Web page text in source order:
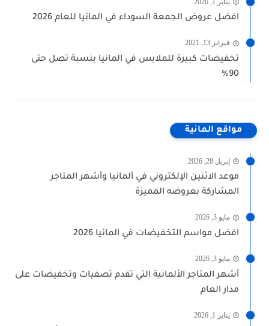
افضل عروض الجمعة السوداء في المانيا للعام 2026
فبراير 13, 2021
تخفيضات كبيرة للملابس في المانيا بنسبة تصل حتى
90%
مواقع المانية
إبريل 28, 2026
موعد الاثنين الإلكتروني في ألمانيا وأشهر المتاجر
المشاركة بعروضه المميزة
مايو 3, 2026
افضل مواسم التخفيضات في المانيا 2026
مايو 3, 2026
أشهر المتاجر الألمانية التي تقدم تصفيات وتخفيضات على
مدار العام
يناير 1, 2026